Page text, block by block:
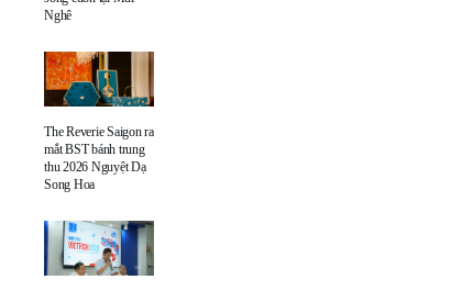
Nghê
The Reverie Saigon ra
mắt BST bánh trung
thu 2026 Nguyệt Dạ
Song Hoa